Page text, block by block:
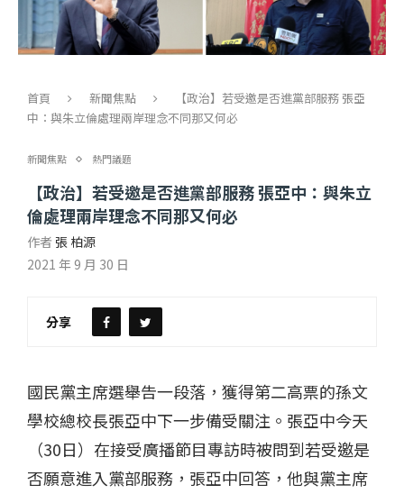
首頁 新聞焦點
【政治】若受邀是否進黨部服務 張亞
中：與朱立倫處理兩岸理念不同那又何必
新聞焦點 熱門議題
【政治】若受邀是否進黨部服務 張亞中：與朱立
倫處理兩岸理念不同那又何必
作者 張 柏源
2021 年 9 月 30 日
分享
國民黨主席選舉告一段落，獲得第二高票的孫文
學校總校長張亞中下一步備受關注。張亞中今天
（30日）在接受廣播節目專訪時被問到若受邀是
否願意進入黨部服務，張亞中回答，他與黨主席